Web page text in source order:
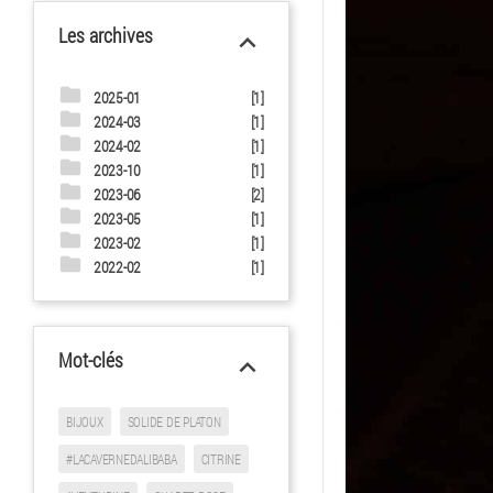
Les archives keyboard_arrow_up
folder 2025-01 [1]
folder 2024-03 [1]
folder 2024-02 [1]
folder 2023-10 [1]
folder 2023-06 [2]
folder 2023-05 [1]
folder 2023-02 [1]
folder 2022-02 [1]
Mot-clés keyboard_arrow_up
BIJOUX SOLIDE DE PLATON
#LACAVERNEDALIBABA CITRINE